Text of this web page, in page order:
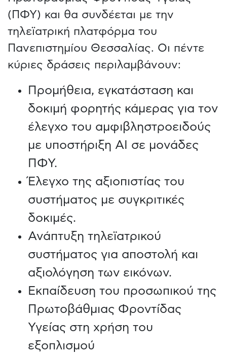
(ΠΦΥ) και θα συνδέεται με την
τηλεϊατρική πλατφόρμα του
Πανεπιστημίου Θεσσαλίας. Οι πέντε
κύριες δράσεις περιλαμβάνουν:
Προμήθεια, εγκατάσταση και
δοκιμή φορητής κάμερας για τον
έλεγχο του αμφιβληστροειδούς
με υποστήριξη AI σε μονάδες
ΠΦΥ.
Έλεγχο της αξιοπιστίας του
συστήματος με συγκριτικές
δοκιμές.
Ανάπτυξη τηλεϊατρικού
συστήματος για αποστολή και
αξιολόγηση των εικόνων.
Εκπαίδευση του προσωπικού της
Πρωτοβάθμιας Φροντίδας
Υγείας στη χρήση του
εξοπλισμού